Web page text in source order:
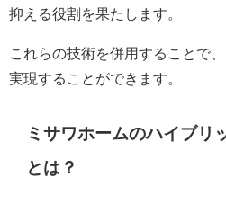
抑える役割を果たします。
これらの技術を併用することで
実現することができます。
ミサワホームのハイブリ
とは？